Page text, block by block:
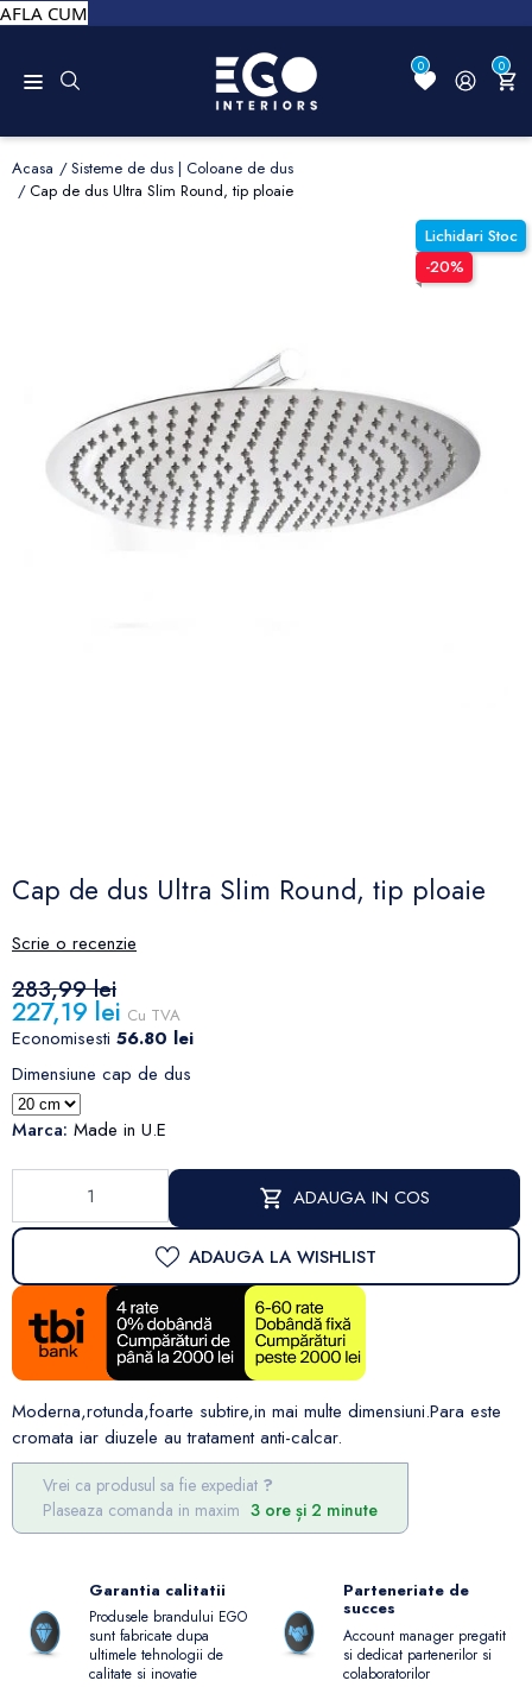
AFLA CUM
0 0
Acasa
Sisteme de dus | Coloane de dus
Cap de dus Ultra Slim Round, tip ploaie
Lichidari Stoc
-20%
Cap de dus Ultra Slim Round, tip ploaie
Scrie o recenzie
283,99 lei
227,19 lei Cu TVA
Economisesti 56.80 lei
Dimensiune cap de dus
Marca: Made in U.E
ADAUGA IN COS
ADAUGA LA WISHLIST
Moderna,rotunda,foarte subtire,in mai multe dimensiuni.Para este
cromata iar diuzele au tratament anti-calcar.
Vrei ca produsul sa fie expediat
Plaseaza comanda in maxim 3 ore și 2 minute
Garantia calitatii
Produsele brandului EGO
sunt fabricate dupa
ultimele tehnologii de
calitate si inovatie
Parteneriate de
succes
Account manager pregatit
si dedicat partenerilor si
colaboratorilor